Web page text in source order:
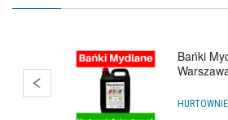
Balony
HURTOWNIE